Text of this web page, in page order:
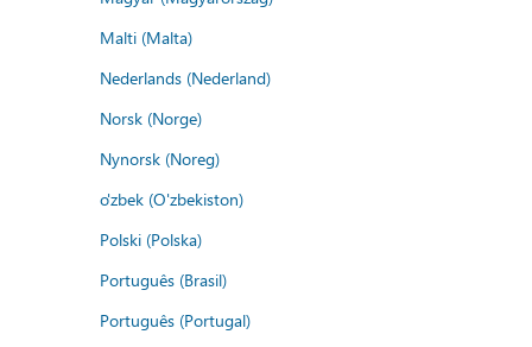
Malti (Malta)
Nederlands (Nederland)
Norsk (Norge)
Nynorsk (Noreg)
o'zbek (O'zbekiston)
Polski (Polska)
Português (Brasil)
Português (Portugal)